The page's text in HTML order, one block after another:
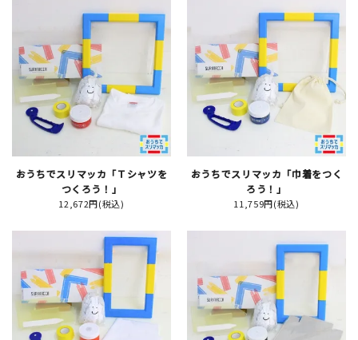
紙
はんこ
雑貨
本
台湾グッズ
在庫限り
おうちでスリマッカ「Ｔシャツを
つくろう！」
12,672円(税込)
おうちでスリマッカ「巾着をつく
ろう！」
11,759円(税込)